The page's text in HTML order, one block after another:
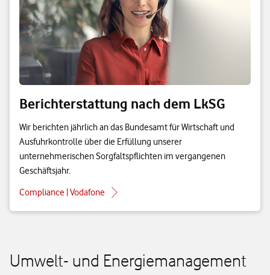
Berichterstattung nach dem LkSG
Wir berichten jährlich an das Bundesamt für Wirtschaft und
Ausfuhrkontrolle über die Erfüllung unserer
unternehmerischen Sorgfaltspflichten im vergangenen
Geschäftsjahr.
Compliance | Vodafone
Umwelt- und Energiemanagement